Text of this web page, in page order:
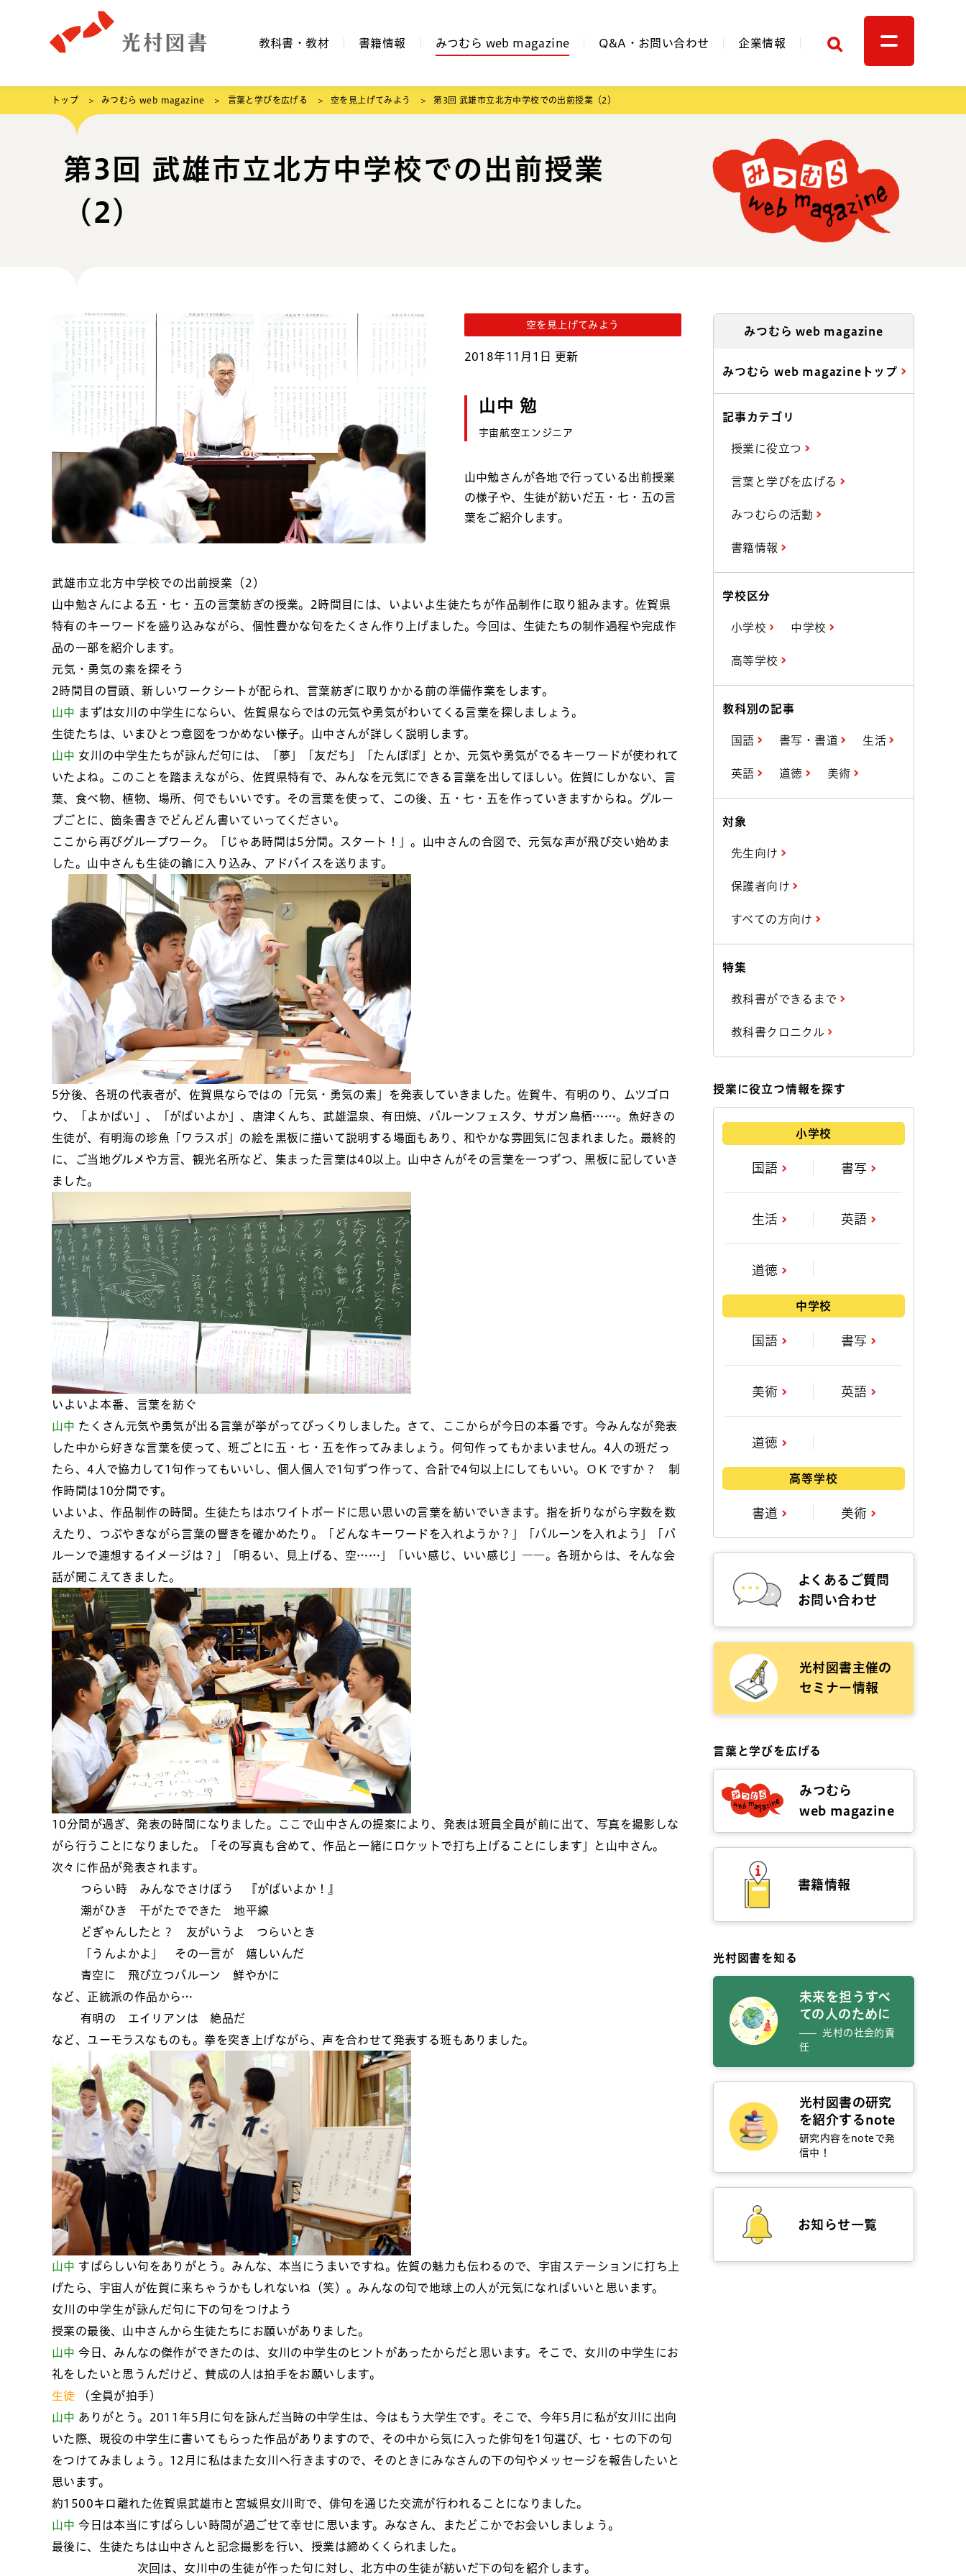
教科書・教材 書籍情報 みつむら web magazine Q&A・お問い合わせ 企業情報 検索
トップ みつむら web magazine 言葉と学びを広げる 空を見上げてみよう 第3回 武雄市立北方中学校での出前授業（2）
第3回 武雄市立北方中学校での出前授業
（2）
空を見上げてみよう
2018年11月1日 更新
山中 勉
宇宙航空エンジニア
山中勉さんが各地で行っている出前授業
の様子や、生徒が紡いだ五・七・五の言
葉をご紹介します。
武雄市立北方中学校での出前授業（2）
山中勉さんによる五・七・五の言葉紡ぎの授業。2時間目には、いよいよ生徒たちが作品制作に取り組みます。佐賀県
特有のキーワードを盛り込みながら、個性豊かな句をたくさん作り上げました。今回は、生徒たちの制作過程や完成作
品の一部を紹介します。
元気・勇気の素を探そう
2時間目の冒頭、新しいワークシートが配られ、言葉紡ぎに取りかかる前の準備作業をします。
山中 まずは女川の中学生にならい、佐賀県ならではの元気や勇気がわいてくる言葉を探しましょう。
生徒たちは、いまひとつ意図をつかめない様子。山中さんが詳しく説明します。
山中 女川の中学生たちが詠んだ句には、「夢」「友だち」「たんぽぽ」とか、元気や勇気がでるキーワードが使われて
いたよね。このことを踏まえながら、佐賀県特有で、みんなを元気にできる言葉を出してほしい。佐賀にしかない、言
葉、食べ物、植物、場所、何でもいいです。その言葉を使って、この後、五・七・五を作っていきますからね。グルー
プごとに、箇条書きでどんどん書いていってください。
ここから再びグループワーク。「じゃあ時間は5分間。スタート！」。山中さんの合図で、元気な声が飛び交い始めま
した。山中さんも生徒の輪に入り込み、アドバイスを送ります。
5分後、各班の代表者が、佐賀県ならではの「元気・勇気の素」を発表していきました。佐賀牛、有明のり、ムツゴロ
ウ、「よかばい」、「がばいよか」、唐津くんち、武雄温泉、有田焼、バルーンフェスタ、サガン鳥栖……。魚好きの
生徒が、有明海の珍魚「ワラスボ」の絵を黒板に描いて説明する場面もあり、和やかな雰囲気に包まれました。最終的
に、ご当地グルメや方言、観光名所など、集まった言葉は40以上。山中さんがその言葉を一つずつ、黒板に記していき
ました。
いよいよ本番、言葉を紡ぐ
山中 たくさん元気や勇気が出る言葉が挙がってびっくりしました。さて、ここからが今日の本番です。今みんなが発表
した中から好きな言葉を使って、班ごとに五・七・五を作ってみましょう。何句作ってもかまいません。4人の班だっ
たら、4人で協力して1句作ってもいいし、個人個人で1句ずつ作って、合計で4句以上にしてもいい。ＯＫですか？ 制
作時間は10分間です。
いよいよ、作品制作の時間。生徒たちはホワイトボードに思い思いの言葉を紡いでいきます。指を折りながら字数を数
えたり、つぶやきながら言葉の響きを確かめたり。「どんなキーワードを入れようか？」「バルーンを入れよう」「バ
ルーンで連想するイメージは？」「明るい、見上げる、空……」「いい感じ、いい感じ」――。各班からは、そんな会
話が聞こえてきました。
10分間が過ぎ、発表の時間になりました。ここで山中さんの提案により、発表は班員全員が前に出て、写真を撮影しな
がら行うことになりました。「その写真も含めて、作品と一緒にロケットで打ち上げることにします」と山中さん。
次々に作品が発表されます。
つらい時 みんなでさけぼう 『がばいよか！』
潮がひき 干がたでできた 地平線
どぎゃんしたと？ 友がいうよ つらいとき
「うんよかよ」 その一言が 嬉しいんだ
青空に 飛び立つバルーン 鮮やかに
など、正統派の作品から…
有明の エイリアンは 絶品だ
など、ユーモラスなものも。拳を突き上げながら、声を合わせて発表する班もありました。
山中 すばらしい句をありがとう。みんな、本当にうまいですね。佐賀の魅力も伝わるので、宇宙ステーションに打ち上
げたら、宇宙人が佐賀に来ちゃうかもしれないね（笑）。みんなの句で地球上の人が元気になればいいと思います。
女川の中学生が詠んだ句に下の句をつけよう
授業の最後、山中さんから生徒たちにお願いがありました。
山中 今日、みんなの傑作ができたのは、女川の中学生のヒントがあったからだと思います。そこで、女川の中学生にお
礼をしたいと思うんだけど、賛成の人は拍手をお願いします。
生徒
（全員が拍手）
山中 ありがとう。2011年5月に句を詠んだ当時の中学生は、今はもう大学生です。そこで、今年5月に私が女川に出向
いた際、現役の中学生に書いてもらった作品がありますので、その中から気に入った俳句を1句選び、七・七の下の句
をつけてみましょう。12月に私はまた女川へ行きますので、そのときにみなさんの下の句やメッセージを報告したいと
思います。
約1500キロ離れた佐賀県武雄市と宮城県女川町で、俳句を通じた交流が行われることになりました。
山中 今日は本当にすばらしい時間が過ごせて幸せに思います。みなさん、またどこかでお会いしましょう。
最後に、生徒たちは山中さんと記念撮影を行い、授業は締めくくられました。
次回は、女川中の生徒が作った句に対し、北方中の生徒が紡いだ下の句を紹介します。
みつむら web magazine
みつむら web magazineトップ
記事カテゴリ
授業に役立つ
言葉と学びを広げる
みつむらの活動
書籍情報
学校区分
小学校 中学校
高等学校
教科別の記事
国語 書写・書道 生活
英語 道徳 美術
対象
先生向け
保護者向け
すべての方向け
特集
教科書ができるまで
教科書クロニクル
授業に役立つ情報を探す
小学校
国語 書写
生活 英語
道徳
中学校
国語 書写
美術 英語
道徳
高等学校
書道 美術
よくあるご質問
お問い合わせ
光村図書主催の
セミナー情報
言葉と学びを広げる
みつむら
web magazine
書籍情報
光村図書を知る
未来を担うすべ
ての人のために
光村の社会的責
任
光村図書の研究
を紹介するnote
研究内容をnoteで発
信中！
お知らせ一覧